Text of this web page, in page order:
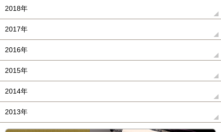
2018年
2017年
2016年
2015年
2014年
2013年